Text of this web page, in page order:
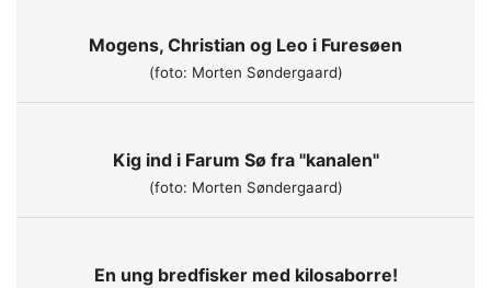
Mogens, Christian og Leo i Furesøen
(foto: Morten Søndergaard)
Kig ind i Farum Sø fra "kanalen"
(foto: Morten Søndergaard)
En ung bredfisker med kilosaborre!